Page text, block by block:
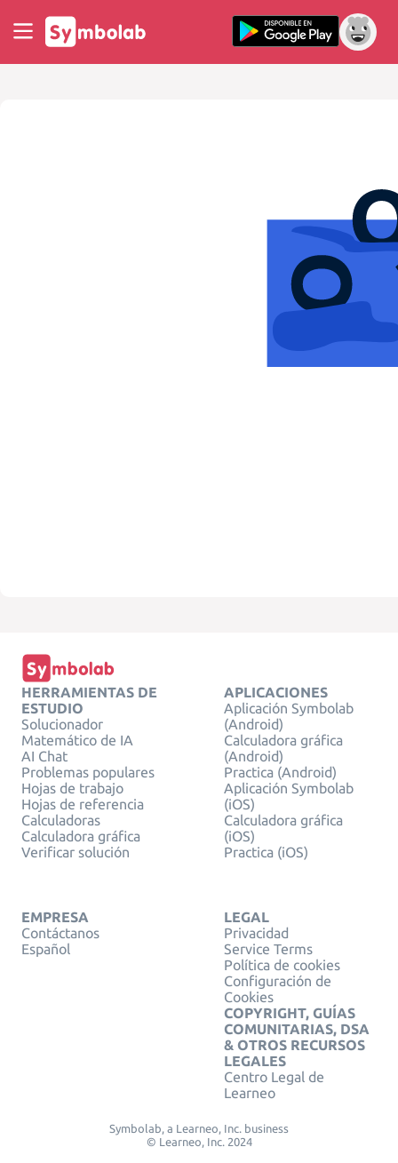
HERRAMIENTAS DE
ESTUDIO
Solucionador
Matemático de IA
AI Chat
Problemas populares
Hojas de trabajo
Hojas de referencia
Calculadoras
Calculadora gráfica
Verificar solución
APLICACIONES
Aplicación Symbolab
(Android)
Calculadora gráfica
(Android)
Practica (Android)
Aplicación Symbolab
(iOS)
Calculadora gráfica
(iOS)
Practica (iOS)
EMPRESA
Contáctanos
Español
LEGAL
Privacidad
Service Terms
Política de cookies
Configuración de
Cookies
COPYRIGHT, GUÍAS
COMUNITARIAS, DSA
& OTROS RECURSOS
LEGALES
Centro Legal de
Learneo
Symbolab, a Learneo, Inc. business
© Learneo, Inc. 2024